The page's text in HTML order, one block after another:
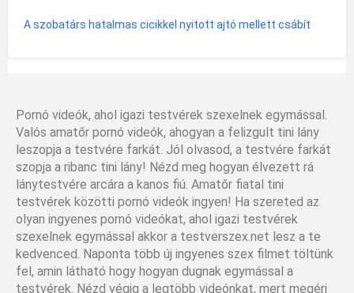
A szobatárs hatalmas cicikkel nyitott ajtó mellett csábít
Pornó videók, ahol igazi testvérek szexelnek egymással.
Valós amatőr pornó videók, ahogyan a felizgult tini lány
leszopja a testvére farkát. Jól olvasod, a testvére farkát
szopja a ribanc tini lány! Nézd meg hogyan élvezett rá
lánytestvére arcára a kanos fiú. Amatőr fiatal tini
testvérek közötti pornó videók ingyen! Ha szereted az
olyan ingyenes pornó videókat, ahol igazi testvérek
szexelnek egymással akkor a testverszex.net lesz a te
kedvenced. Naponta több új ingyenes szex filmet töltünk
fel, amin látható hogy hogyan dugnak egymással a
testvérek. Nézd végig a legtöbb videónkat, mert megéri